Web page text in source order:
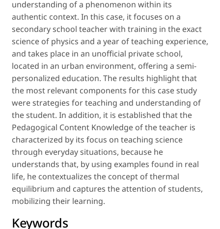
understanding of a phenomenon within its
authentic context. In this case, it focuses on a
secondary school teacher with training in the exact
science of physics and a year of teaching experience,
and takes place in an unofficial private school,
located in an urban environment, offering a semi-
personalized education. The results highlight that
the most relevant components for this case study
were strategies for teaching and understanding of
the student. In addition, it is established that the
Pedagogical Content Knowledge of the teacher is
characterized by its focus on teaching science
through everyday situations, because he
understands that, by using examples found in real
life, he contextualizes the concept of thermal
equilibrium and captures the attention of students,
mobilizing their learning.
Keywords